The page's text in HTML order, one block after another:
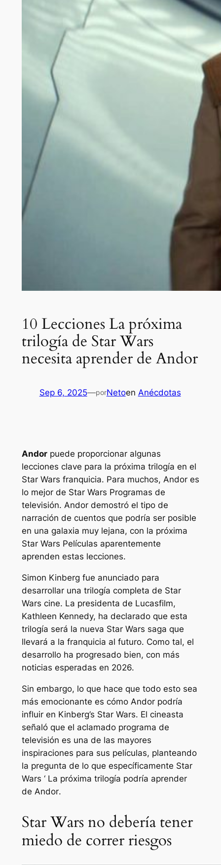
10 Lecciones La próxima
trilogía de Star Wars
necesita aprender de Andor
Sep 6, 2025—porNetoen Anécdotas
Andorpuede proporcionar algunas
lecciones clave para la próxima trilogía en el
Star Wars franquicia. Para muchos, Andores
lo mejor de Star Wars Programas de
televisión. Andordemostró el tipo de
narración de cuentos que podría ser posible
en una galaxia muy lejana, con la próxima
Star Wars Películas aparentemente
aprenden estas lecciones.
Simon Kinberg fue anunciado para
desarrollar una trilogía completa de Star
Wars cine. La presidenta de Lucasfilm,
Kathleen Kennedy, ha declarado que esta
trilogía será la nueva Star Wars saga que
llevará a la franquicia al futuro. Como tal, el
desarrollo ha progresado bien, con más
noticias esperadas en 2026.
Sin embargo, lo que hace que todo esto sea
más emocionante es cómo Andorpodría
influir en Kinberg’s Star Wars. El cineasta
señaló que el aclamado programa de
televisión es una de las mayores
inspiraciones para sus películas, planteando
la pregunta de lo que específicamente Star
Wars ‘La próxima trilogía podría aprender
de Andor.
Star Wars no debería tener
miedo de correr riesgos